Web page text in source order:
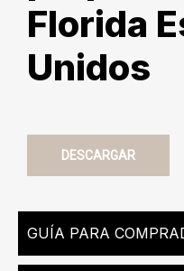
Florida
Unidos
DESCARGAR
GUÍA PARA